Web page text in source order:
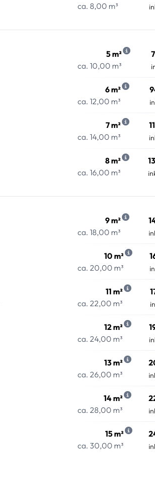
ca. 8,00 m³
5 m²
ca. 10,00 m³
6 m²
ca. 12,00 m³
7 m²
ca. 14,00 m³
8 m²
ca. 16,00 m³
9 m²
ca. 18,00 m³
10 m²
ca. 20,00 m³
11 m²
ca. 22,00 m³
12 m²
ca. 24,00 m³
13 m²
ca. 26,00 m³
14 m²
ca. 28,00 m³
15 m²
ca. 30,00 m³